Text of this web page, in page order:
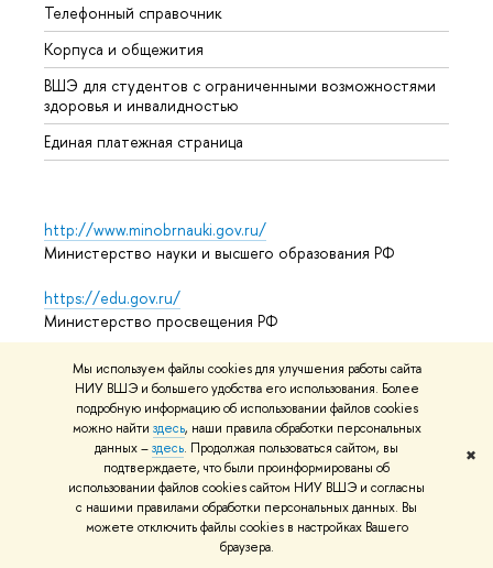
Мы используем файлы cookies для улучшения работы сайта
НИУ ВШЭ и большего удобства его использования. Более
подробную информацию об использовании файлов cookies
можно найти здесь, наши правила обработки персональных
данных –здесь. Продолжая пользоваться сайтом, вы
подтверждаете, что были проинформированы об
использовании файлов cookies сайтом НИУ ВШЭ и согласны
с нашими правилами обработки персональных данных. Вы
можете отключить файлы cookies в настройках Вашего
браузера.
✖
Телефонный справочник
Корпуса и общежития
ВШЭ для студентов с ограниченными возможностями
здоровья и инвалидностью
Единая платежная страница
http://www.minobrnauki.gov.ru/
Министерство науки и высшего образования РФ
https://edu.gov.ru/
Министерство просвещения РФ
https://elearning.hse.ru/mooc
Массовые открытые онлайн-курсы
© НИУ ВШЭ 1993–2026 Условия использования материалов
Адреса и контактыКарта сайта
Редактору